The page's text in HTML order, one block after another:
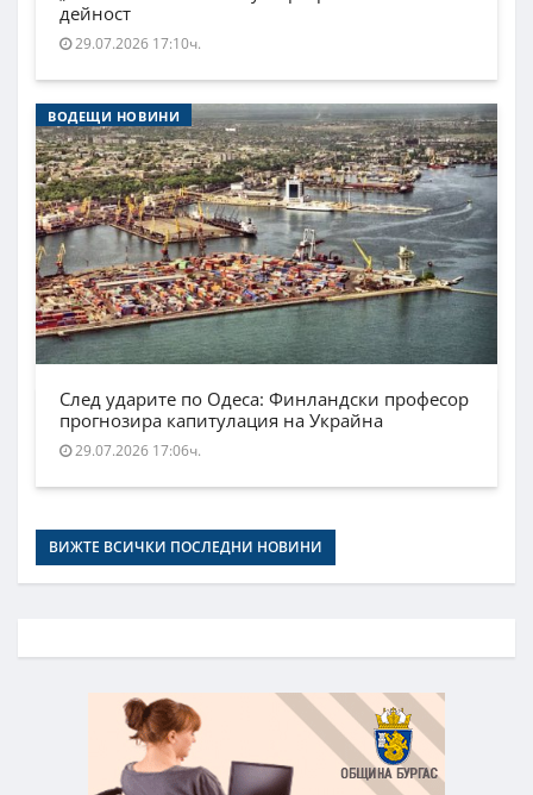
дейност
29.07.2026 17:10ч.
ВОДЕЩИ НОВИНИ
След ударите по Одеса: Финландски професор
прогнозира капитулация на Украйна
29.07.2026 17:06ч.
ВИЖТЕ ВСИЧКИ ПОСЛЕДНИ НОВИНИ